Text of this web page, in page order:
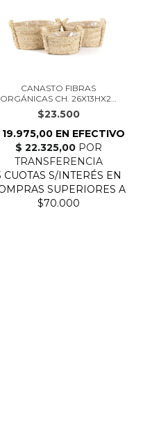
CANASTO FIBRAS
ORGÁNICAS CH. 26X13HX20
C...
$23.500